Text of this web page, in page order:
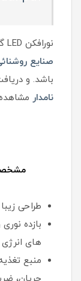
نورافکن LED گلنور مدل آریل 2 و تمامی
صنایع
باشد. و
نامدار
طراحی
بازده
های انرژی
منبع